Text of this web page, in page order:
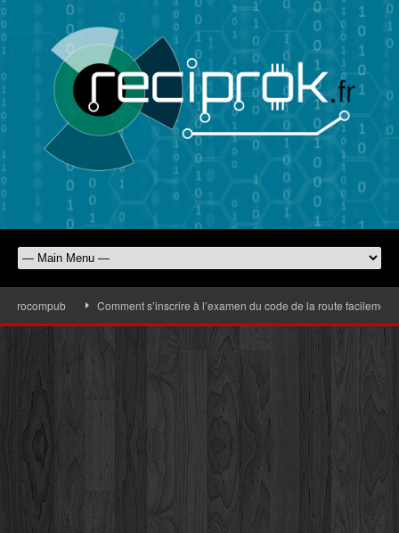
Comment s’inscrire à l’examen du code de la route facilement